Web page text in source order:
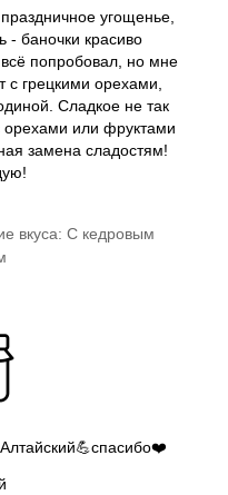
угощенье,
- баночки красиво
попробовал, но мне
грецкими орехами,
Сладкое не так
орехами или фруктами
замена сладостям!
вкуса: С кедровым